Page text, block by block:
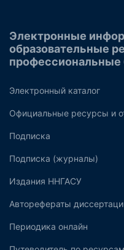
Электронные
образовательные
профессиональные
Электронный каталог
Официальные ресурсы и
Подписка
Подписка (журналы)
Издания ННГАСУ
Авторефераты
Периодика онлайн